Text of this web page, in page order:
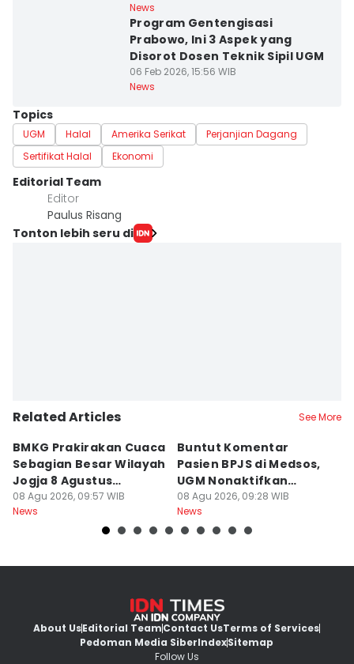
News
Program Gentengisasi
Prabowo, Ini 3 Aspek yang
Disorot Dosen Teknik Sipil UGM
06 Feb 2026, 15:56 WIB
News
Topics
UGM Halal Amerika Serikat
Perjanjian Dagang
Sertifikat Halal
Ekonomi
Editorial Team
Editor
Paulus Risang
Tonton lebih seru di
Related Articles See More
BMKG Prakirakan Cuaca
Sebagian Besar Wilayah
Jogja 8 Agustus
Berawan
08 Agu 2026, 09:57 WIB
News
Buntut Komentar
Pasien BPJS di Medsos,
UGM Nonaktifkan
Dokter PPDS
08 Agu 2026, 09:28 WIB
News
About UsEditorial TeamContact UsTerms of Services
Pedoman Media SiberIndexSitemap
Follow Us